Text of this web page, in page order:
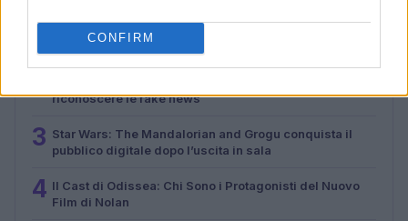
CONFIRM
1
Il mercato dell’intelligenza artificiale in Italia nel 2024:
un balzo verso il futuro
riconoscere le fake news
3 Star Wars: The Mandalorian and Grogu conquista il
pubblico digitale dopo l’uscita in sala
4 Il Cast di Odissea: Chi Sono i Protagonisti del Nuovo
Film di Nolan